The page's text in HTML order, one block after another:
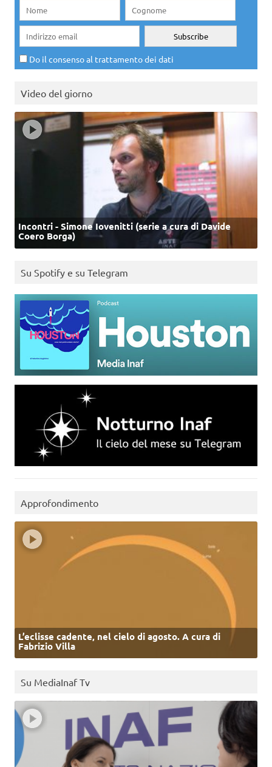
Do il consenso al trattamento dei dati
Video del giorno
Incontri - Simone Iovenitti (serie a cura di Davide
Coero Borga)
Su Spotify e su Telegram
Approfondimento
L’eclisse cadente, nel cielo di agosto. A cura di
Fabrizio Villa
Su MediaInaf Tv